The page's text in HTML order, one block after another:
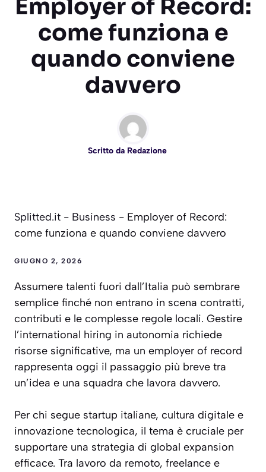
Employer of Record:
come funziona e
quando conviene
davvero
Scritto da Redazione
Splitted.it - Business - Employer of Record:
come funziona e quando conviene davvero
GIUGNO 2, 2026
Assumere talenti fuori dall’Italia può sembrare
semplice finché non entrano in scena contratti,
contributi e le complesse regole locali. Gestire
l’international hiring in autonomia richiede
risorse significative, ma un employer of record
rappresenta oggi il passaggio più breve tra
un’idea e una squadra che lavora davvero.
Per chi segue startup italiane, cultura digitale e
innovazione tecnologica, il tema è cruciale per
supportare una strategia di global expansion
efficace. Tra lavoro da remoto, freelance e